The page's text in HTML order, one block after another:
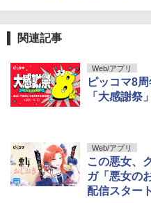
￥-
5 村重杏
￥3,300
関連記事
Web/アプリ
ピッコマ8
「大感謝祭
Web/アプリ
この悪女、
ガ「悪女の
配信スター